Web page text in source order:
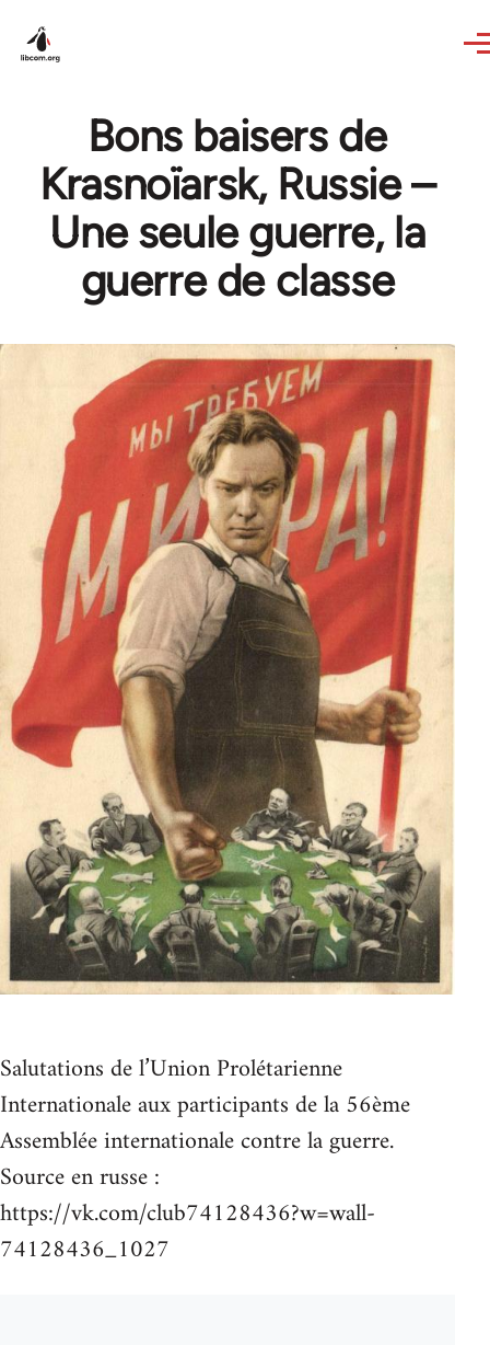
Bons baisers de
Krasnoïarsk, Russie –
Une seule guerre, la
guerre de classe
Salutations de l’Union Prolétarienne
Internationale aux participants de la 56ème
Assemblée internationale contre la guerre.
Source en russe :
https://vk.com/club74128436?w=wall-
74128436_1027